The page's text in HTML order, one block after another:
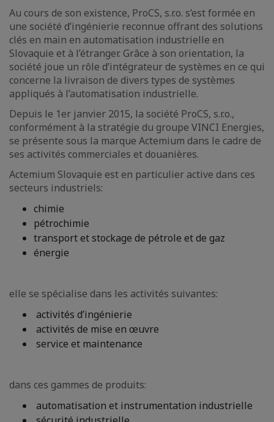
Au cours de son existence, ProCS, s.r.o. s’est formée en
une société d’ingénierie reconnue offrant des solutions
clés en main en automatisation industrielle en
Slovaquie et à l’étranger. Grâce à son orientation, la
société joue un rôle d’intégrateur de systèmes en ce qui
concerne la livraison de divers types de systèmes
appliqués à l’automatisation industrielle.
Depuis le 1er janvier 2015, la société ProCS, s.r.o.,
conformément à la stratégie du groupe VINCI Energies,
se présente sous la marque Actemium dans le cadre de
ses activités commerciales et douanières.
Actemium Slovaquie est en particulier active dans ces
secteurs industriels:
chimie
pétrochimie
transport et stockage de pétrole et de gaz
énergie
elle se spécialise dans les activités suivantes:
activités d’ingénierie
activités de mise en œuvre
service et maintenance
dans ces gammes de produits:
automatisation et instrumentation industrielle